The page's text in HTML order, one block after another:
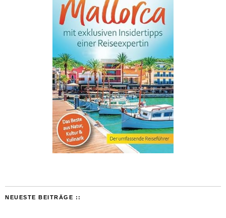
NEUESTE BEITRÄGE ::